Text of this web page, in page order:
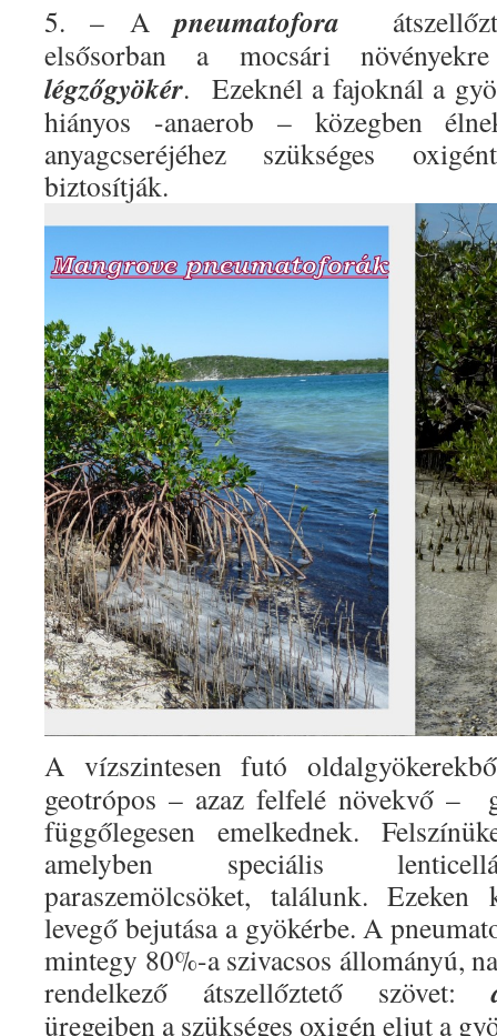
5. – Apneumatofora
elsősorban a mocsári
légzőgyökér. Ezeknél a fajoknál a
hiányos -anaerob – közegben
anyagcseréjéhez szükséges
biztosítják.
A vízszintesen futó
geotrópos – azaz felfelé növekvő –
függőlegesen emelkednek.
amelyben speciális
paraszemölcsöket, találunk.
levegő bejutása a gyökérbe. A
mintegy 80%-a szivacsos állományú,
rendelkező átszellőztető szövet:
üregeiben a szükséges oxigén eljut a